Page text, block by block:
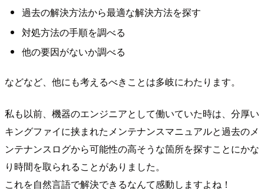
過去の解決方法から最適な解決方法を探す
対処方法の手順を調べる
他の要因がないか調べる
などなど、他にも考えるべきことは多岐にわたります。
私も以前、機器のエンジニアとして働いていた時は、分厚い
キングファイに挟まれたメンテナンスマニュアルと過去のメ
ンテナンスログから可能性の高そうな箇所を探すことにかな
り時間を取られることがありました。
これを自然言語で解決できるなんて感動しますよね！